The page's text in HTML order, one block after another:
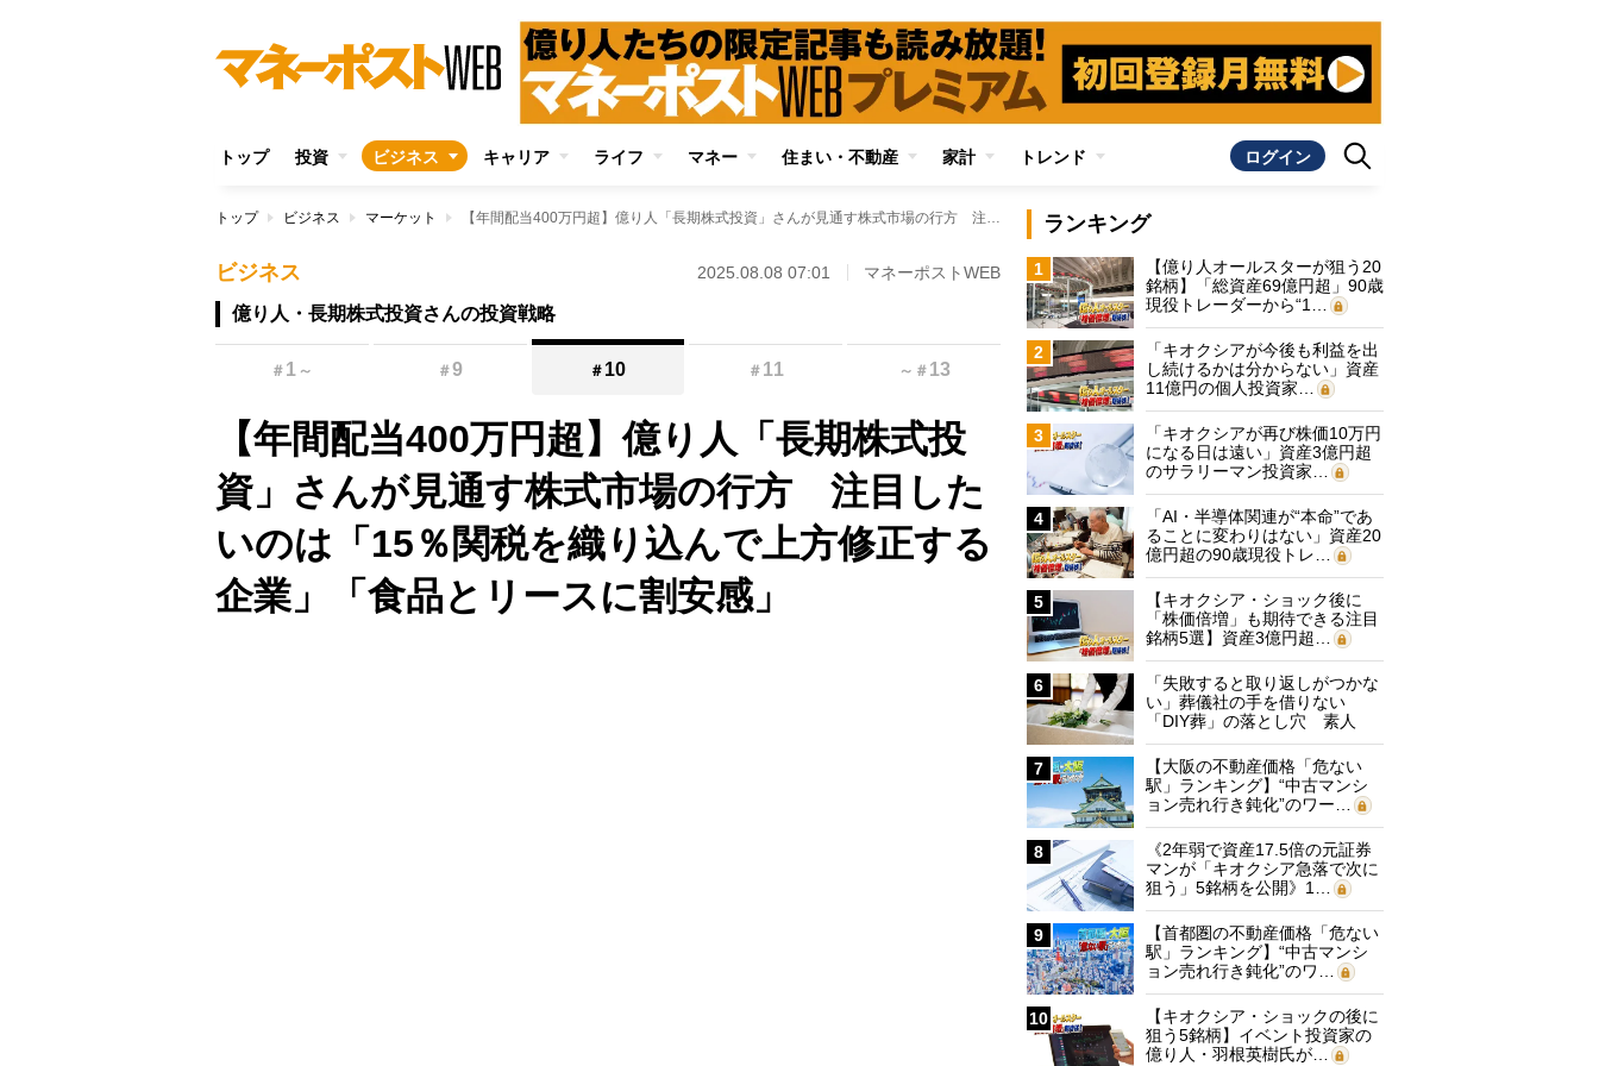
トップ 投資 ビジネス キャリア ライフ マネー 住まい・不動産 家計 トレンド ログイン
トップ ビジネス マーケット 【年間配当400万円超】億り人「長期株式投資」さんが見通す株式市場の行方 注目したいのは「15％関税を織り込んで上方修正する企業」「食品とリースに割安感」
ビジネス 2025.08.08 07:01 マネーポストWEB
億り人・長期株式投資さんの投資戦略
＃ 1 ～ ＃9 ＃ 10 ＃ 11 ～ ＃ 13
【年間配当400万円超】億り人「長期株式投
資」さんが見通す株式市場の行方 注目した
いのは「15％関税を織り込んで上方修正する
企業」「食品とリースに割安感」
ランキング
1
【億り人オールスターが狙う20
銘柄】「総資産69億円超」90歳
現役トレーダーから“1…
2
「キオクシアが今後も利益を出
し続けるかは分からない」資産
11億円の個人投資家…
3
「キオクシアが再び株価10万円
になる日は遠い」資産3億円超
のサラリーマン投資家…
4
「AI・半導体関連が“本命”であ
ることに変わりはない」資産20
億円超の90歳現役トレ…
5
【キオクシア・ショック後に
「株価倍増」も期待できる注目
銘柄5選】資産3億円超…
6
「失敗すると取り返しがつかな
い」葬儀社の手を借りない
「DIY葬」の落とし穴 素人
に…
7
【大阪の不動産価格「危ない
駅」ランキング】“中古マンシ
ョン売れ行き鈍化”のワー…
8
《2年弱で資産17.5倍の元証券
マンが「キオクシア急落で次に
狙う」5銘柄を公開》1…
9
【首都圏の不動産価格「危ない
駅」ランキング】“中古マンシ
ョン売れ行き鈍化”のワ…
10
【キオクシア・ショックの後に
狙う5銘柄】イベント投資家の
億り人・羽根英樹氏が…